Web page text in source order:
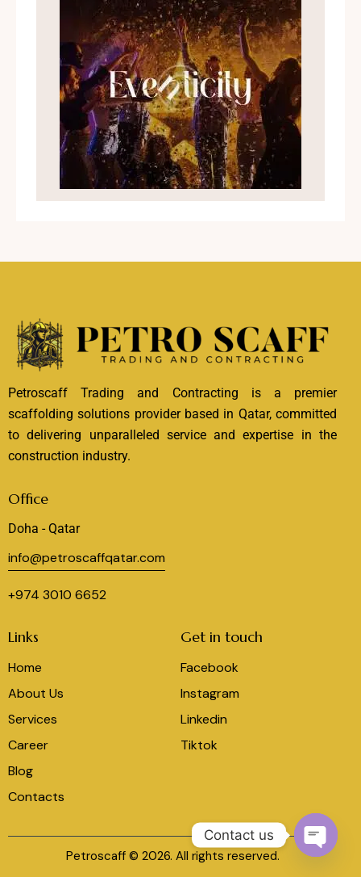
Petroscaff Trading and Contracting is a premier
scaffolding solutions provider based in Qatar, committed
to delivering unparalleled service and expertise in the
construction industry.
Office
Doha - Qatar
info@petroscaffqatar.com
+974 3010 6652
Links
Home
About Us
Services
Career
Blog
Contacts
Get in touch
Facebook
Instagram
Linkedin
Tiktok
Petroscaff © 2026. All rights reserved.
Contact us